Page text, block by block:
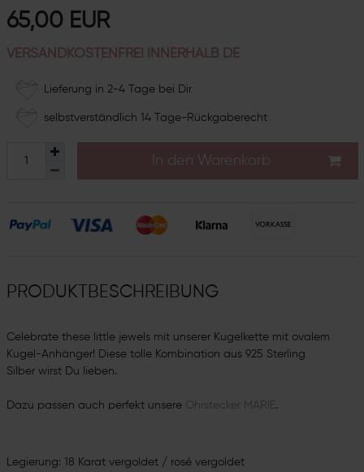
65,00 EUR
VERSANDKOSTENFREI INNERHALB DE
Lieferung in 2-4 Tage bei Dir
selbstverständlich 14 Tage-Rückgaberecht
In den Warenkorb
PRODUKTBESCHREIBUNG
Celebrate these little jewels mit unserer Kugelkette mit ovalem
Kugel-Anhänger! Diese tolle Kombination aus 925 Sterling
Silber wirst Du lieben.
Dazu passen auch perfekt unsere Ohrstecker MARIE.
Legierung: 18 Karat vergoldet / rosé vergoldet